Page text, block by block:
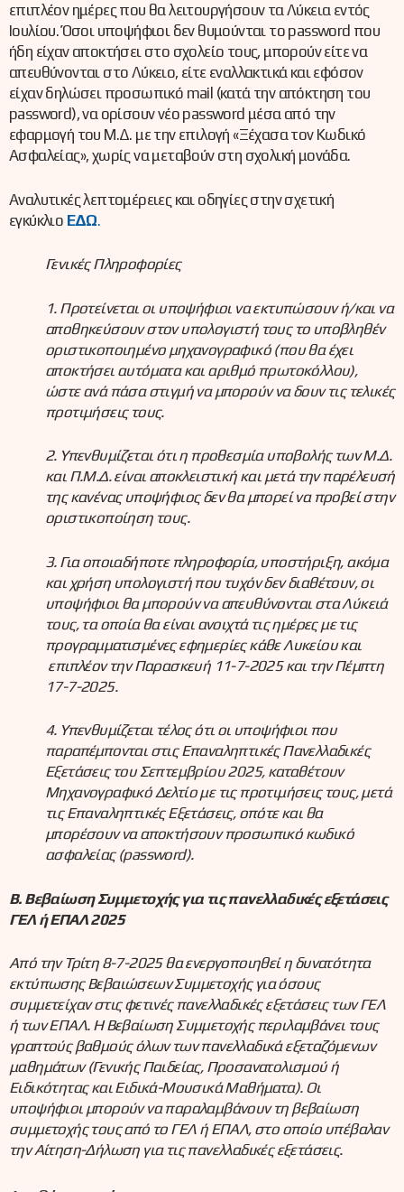
επιπλέον ημέρες που θα λειτουργήσουν τα Λύκεια εντός
Ιουλίου. Όσοι υποψήφιοι δεν θυμούνται το password που
ήδη είχαν αποκτήσει στο σχολείο τους, μπορούν είτε να
απευθύνονται στο Λύκειο, είτε εναλλακτικά και εφόσον
είχαν δηλώσει προσωπικό mail (κατά την απόκτηση του
password), να ορίσουν νέο password μέσα από την
εφαρμογή του Μ.Δ. με την επιλογή «Ξέχασα τον Κωδικό
Ασφαλείας», χωρίς να μεταβούν στη σχολική μονάδα.
Αναλυτικές λεπτομέρειες και οδηγίες στην σχετική
εγκύκλιο ΕΔΩ.
Γενικές Πληροφορίες
1. Προτείνεται οι υποψήφιοι να εκτυπώσουν ή/και να
αποθηκεύσουν στον υπολογιστή τους το υποβληθέν
οριστικοποιημένο μηχανογραφικό (που θα έχει
αποκτήσει αυτόματα και αριθμό πρωτοκόλλου),
ώστε ανά πάσα στιγμή να μπορούν να δουν τις τελικές
προτιμήσεις τους.
2. Υπενθυμίζεται ότι η προθεσμία υποβολής των Μ.Δ.
και Π.Μ.Δ. είναι αποκλειστική και μετά την παρέλευσή
της κανένας υποψήφιος δεν θα μπορεί να προβεί στην
οριστικοποίηση τους.
3. Για οποιαδήποτε πληροφορία, υποστήριξη, ακόμα
και χρήση υπολογιστή που τυχόν δεν διαθέτουν, οι
υποψήφιοι θα μπορούν να απευθύνονται στα Λύκειά
τους, τα οποία θα είναι ανοιχτά τις ημέρες με τις
προγραμματισμένες εφημερίες κάθε Λυκείου και
επιπλέον την Παρασκευή 11-7-2025 και την Πέμπτη
17-7-2025.
4. Υπενθυμίζεται τέλος ότι οι υποψήφιοι που
παραπέμπονται στις Επαναληπτικές Πανελλαδικές
Εξετάσεις του Σεπτεμβρίου 2025, καταθέτουν
Μηχανογραφικό Δελτίο με τις προτιμήσεις τους, μετά
τις Επαναληπτικές Εξετάσεις, οπότε και θα
μπορέσουν να αποκτήσουν προσωπικό κωδικό
ασφαλείας (password).
Β. Βεβαίωση Συμμετοχής για τις πανελλαδικές εξετάσεις
ΓΕΛ ή ΕΠΑΛ 2025
Από την Τρίτη 8-7-2025 θα ενεργοποιηθεί η δυνατότητα
εκτύπωσης Βεβαιώσεων Συμμετοχής για όσους
συμμετείχαν στις φετινές πανελλαδικές εξετάσεις των ΓΕΛ
ή των ΕΠΑΛ. Η Βεβαίωση Συμμετοχής περιλαμβάνει τους
γραπτούς βαθμούς όλων των πανελλαδικά εξεταζόμενων
μαθημάτων (Γενικής Παιδείας, Προσανατολισμού ή
Ειδικότητας και Ειδικά-Μουσικά Μαθήματα). Οι
υποψήφιοι μπορούν να παραλαμβάνουν τη βεβαίωση
συμμετοχής τους από το ΓΕΛ ή ΕΠΑΛ, στο οποίο υπέβαλαν
την Αίτηση-Δήλωση για τις πανελλαδικές εξετάσεις.